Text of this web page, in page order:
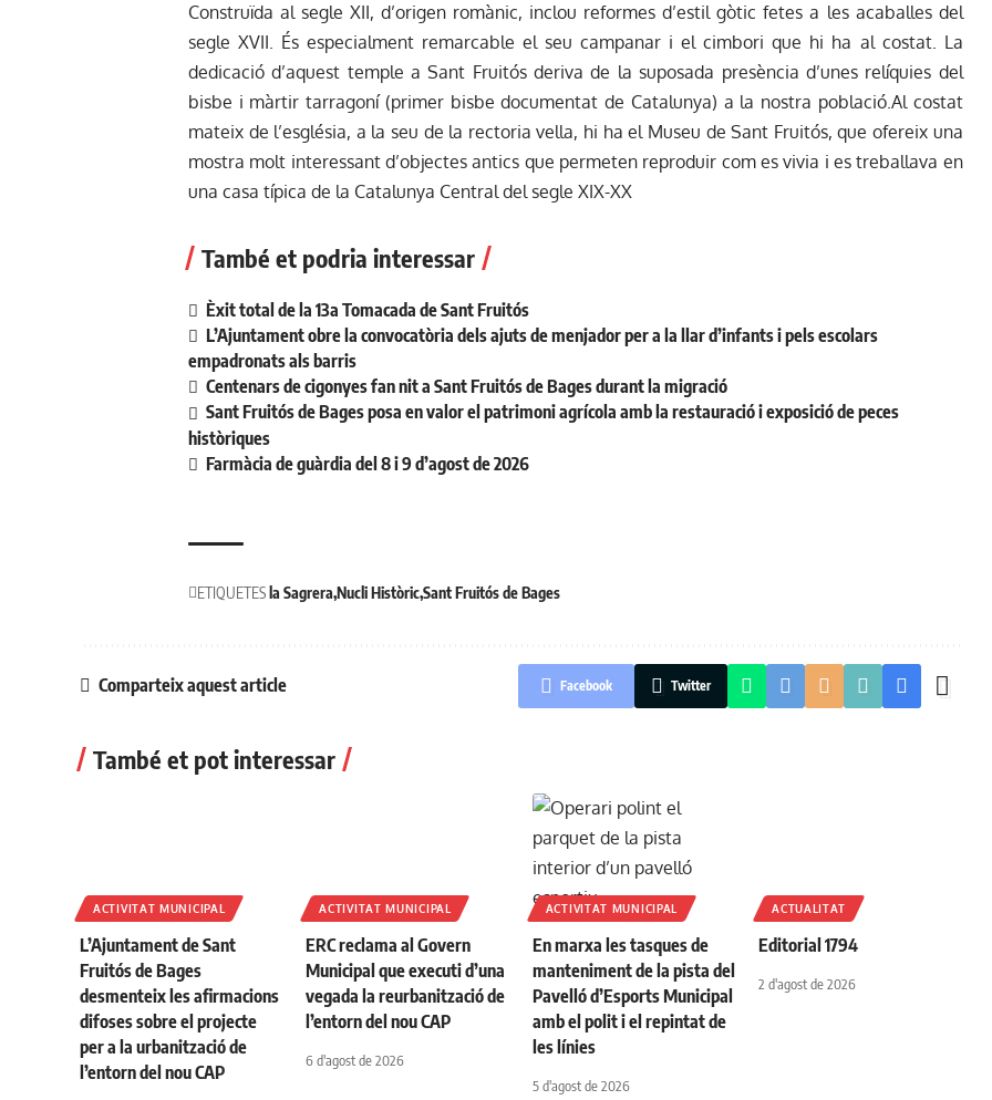
Construïda al segle XII, d’origen romànic, inclou reformes d’estil gòtic fetes a les acaballes del
segle XVII. És especialment remarcable el seu campanar i el cimbori que hi ha al costat. La
dedicació d’aquest temple a Sant Fruitós deriva de la suposada presència d’unes relíquies del
bisbe i màrtir tarragoní (primer bisbe documentat de Catalunya) a la nostra població.Al costat
mateix de l’església, a la seu de la rectoria vella, hi ha el Museu de Sant Fruitós, que ofereix una
mostra molt interessant d’objectes antics que permeten reproduir com es vivia i es treballava en
una casa típica de la Catalunya Central del segle XIX-XX
També et podria interessar
Èxit total de la 13a Tomacada de Sant Fruitós
L’Ajuntament obre la convocatòria dels ajuts de menjador per a la llar d’infants i pels escolars
empadronats als barris
Centenars de cigonyes fan nit a Sant Fruitós de Bages durant la migració
Sant Fruitós de Bages posa en valor el patrimoni agrícola amb la restauració i exposició de peces
històriques
Farmàcia de guàrdia del 8 i 9 d’agost de 2026
ETIQUETES la Sagrera Nucli HistòricSant Fruitós de Bages
Comparteix aquest article Facebook Twitter
També et pot interessar
ACTIVITAT MUNICIPAL
L’Ajuntament de Sant
Fruitós de Bages
desmenteix les afirmacions
difoses sobre el projecte
per a la urbanització de
l’entorn del nou CAP
ACTIVITAT MUNICIPAL
ERC reclama al Govern
Municipal que executi d’una
vegada la reurbanització de
l’entorn del nou CAP
6 d'agost de 2026
ACTIVITAT MUNICIPAL
En marxa les tasques de
manteniment de la pista del
Pavelló d’Esports Municipal
amb el polit i el repintat de
les línies
5 d'agost de 2026
ACTUALITAT
Editorial 1794
2 d'agost de 2026